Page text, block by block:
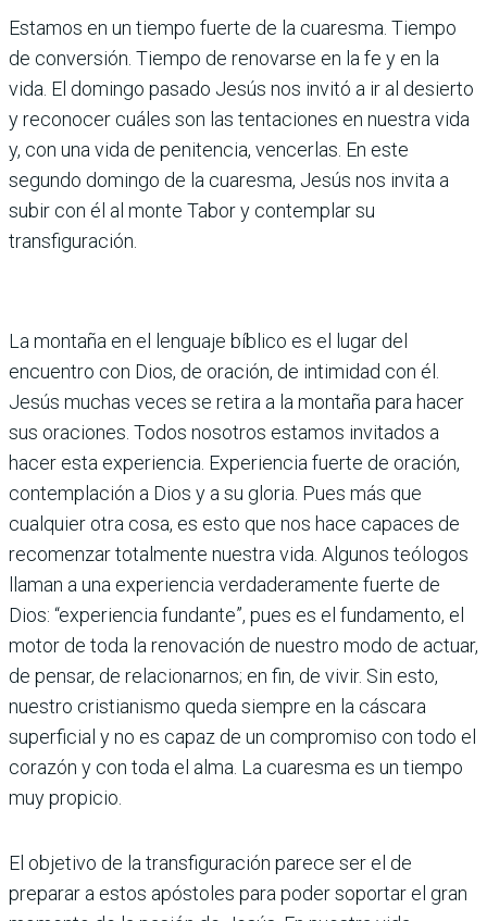
Estamos en un tiempo fuerte de la cuaresma. Tiempo
de conversión. Tiempo de renovarse en la fe y en la
vida. El domingo pasado Jesús nos invitó a ir al desierto
y reconocer cuáles son las tentaciones en nuestra vida
y, con una vida de penitencia, vencerlas. En este
segundo domingo de la cuaresma, Jesús nos invita a
subir con él al monte Tabor y contemplar su
transfiguración.
La montaña en el lenguaje bíblico es el lugar del
encuentro con Dios, de oración, de intimidad con él.
Jesús muchas veces se retira a la montaña para hacer
sus oraciones. Todos nosotros estamos invitados a
hacer esta experiencia. Experiencia fuerte de oración,
contemplación a Dios y a su gloria. Pues más que
cualquier otra cosa, es esto que nos hace capaces de
recomenzar totalmente nuestra vida. Algunos teólogos
llaman a una experiencia verdaderamente fuerte de
Dios: “experiencia fundante”, pues es el fundamento, el
motor de toda la renovación de nuestro modo de actuar,
de pensar, de relacionarnos; en fin, de vivir. Sin esto,
nuestro cristianismo queda siempre en la cáscara
superficial y no es capaz de un compromiso con todo el
corazón y con toda el alma. La cuaresma es un tiempo
muy propicio.
El objetivo de la transfiguración parece ser el de
preparar a estos apóstoles para poder soportar el gran